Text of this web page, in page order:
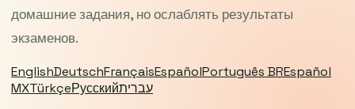
домашние задания, но ослаблять результаты
экзаменов.
EnglishDeutschFrançaisEspañolPortuguês BREspañol
MXTürkçeРусскийעברית